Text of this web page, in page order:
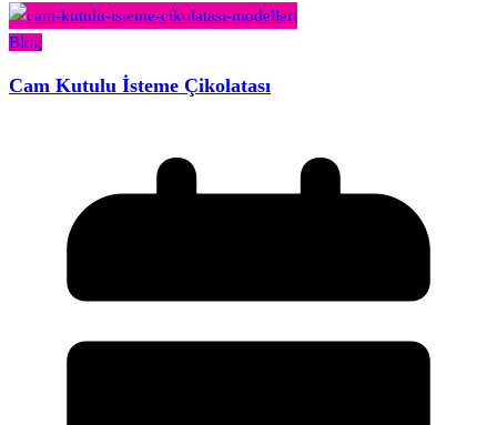
Blog
Cam Kutulu İsteme Çikolatası